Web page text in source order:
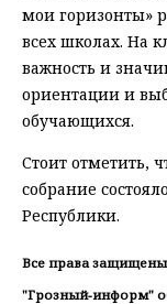
мои горизонты»
всех школах. На
важность и
ориентации и
обучающихся.
Стоит отметить,
собрание
Республики.
Все права
"Грозный-информ"